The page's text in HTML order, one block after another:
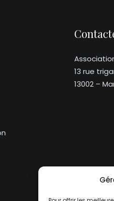
13 rue
13002 –